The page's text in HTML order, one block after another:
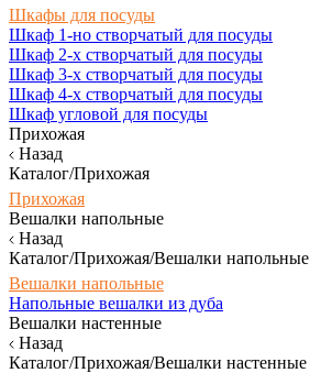
Шкафы для посуды
Шкаф 1-но створчатый для посуды
Шкаф 2-х створчатый для посуды
Шкаф 3-х створчатый для посуды
Шкаф 4-х створчатый для посуды
Шкаф угловой для посуды
Прихожая
Назад
Каталог/Прихожая
Прихожая
Вешалки напольные
Назад
Каталог/Прихожая/Вешалки напольные
Вешалки напольные
Напольные вешалки из дуба
Вешалки настенные
Назад
Каталог/Прихожая/Вешалки настенные